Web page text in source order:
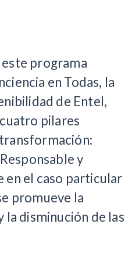
programa
en Todas, la
de Entel,
pilares
y
en el caso particular
promueve la
disminución de las